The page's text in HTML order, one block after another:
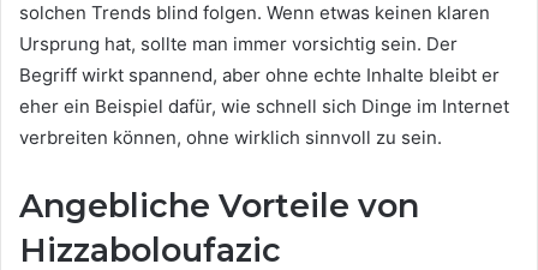
solchen Trends blind folgen. Wenn etwas keinen klaren
Ursprung hat, sollte man immer vorsichtig sein. Der
Begriff wirkt spannend, aber ohne echte Inhalte bleibt er
eher ein Beispiel dafür, wie schnell sich Dinge im Internet
verbreiten können, ohne wirklich sinnvoll zu sein.
Angebliche Vorteile von
Hizzaboloufazic